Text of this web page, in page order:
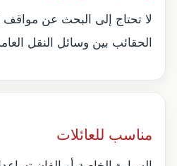
لا تحتاج إلى البحث عن
الحقائب بين وسائل النقل
مناسب للعائلات